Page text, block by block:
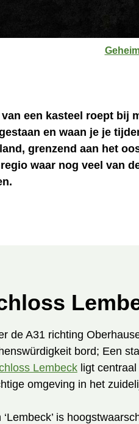
J
i
n
d
t
van een kasteel roept bij
en waan je je
grenzend aan het
waar nog veel van
de A31 richting
bord; Een
Lembeckligt centraal
omgeving in het
‘Lembeck’ is